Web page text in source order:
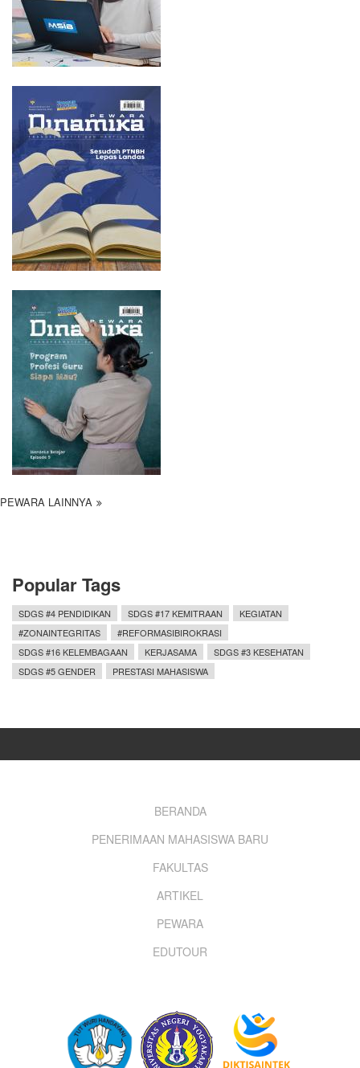
PEWARA LAINNYA
Popular Tags
SDGS #4 PENDIDIKAN SDGS #17 KEMITRAAN
KEGIATAN
#ZONAINTEGRITAS
#REFORMASIBIROKRASI
SDGS #16 KELEMBAGAAN
KERJASAMA
SDGS #3 KESEHATAN
SDGS #5 GENDER
PRESTASI MAHASISWA
BERANDA
PENERIMAAN MAHASISWA BARU
FAKULTAS
ARTIKEL
PEWARA
EDUTOUR